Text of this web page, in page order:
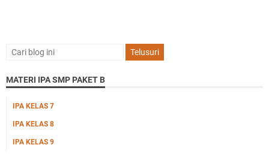
MATERI IPA SMP PAKET B
IPA KELAS 7
IPA KELAS 8
IPA KELAS 9